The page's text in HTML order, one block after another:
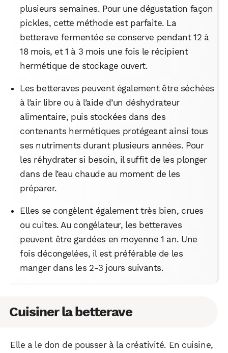
plusieurs semaines. Pour une dégustation façon
pickles, cette méthode est parfaite. La
betterave fermentée se conserve pendant 12 à
18 mois, et 1 à 3 mois une fois le récipient
hermétique de stockage ouvert.
Les betteraves peuvent également être séchées
à l’air libre ou à l’aide d’un déshydrateur
alimentaire, puis stockées dans des
contenants hermétiques protégeant ainsi tous
ses nutriments durant plusieurs années. Pour
les réhydrater si besoin, il suffit de les plonger
dans de l’eau chaude au moment de les
préparer.
Elles se congèlent également très bien, crues
ou cuites. Au congélateur, les betteraves
peuvent être gardées en moyenne 1 an. Une
fois décongelées, il est préférable de les
manger dans les 2-3 jours suivants.
Cuisiner la betterave
Elle a le don de pousser à la créativité. En cuisine,